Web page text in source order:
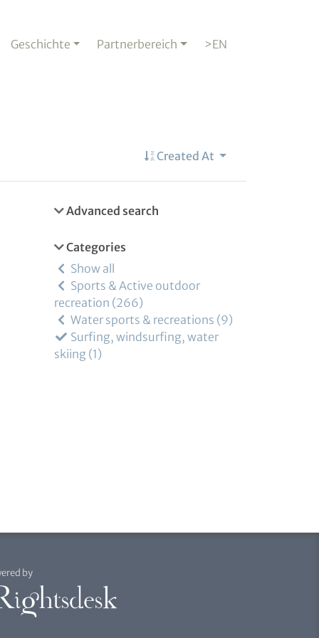
Geschichte Partnerbereich >EN
Created At
Advanced search
Categories
Show all
Sports & Active outdoor
recreation 266
Water sports & recreations 9
Surfing, windsurfing, water
skiing 1
by